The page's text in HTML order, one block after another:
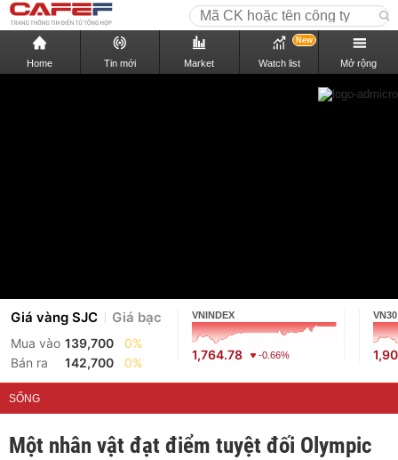
Home Tin mới Market Watch list
New
Mở rộng
Giá vàng SJC Giá bạc
Mua vào 139,700
0%
Bán ra
142,700 0%
VNINDEX
1,764.78 -0.66%
VN30
SỐNG
Một nhân vật đạt điểm tuyệt đối Olympic